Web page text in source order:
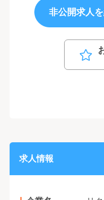
非公開求人
求人情報